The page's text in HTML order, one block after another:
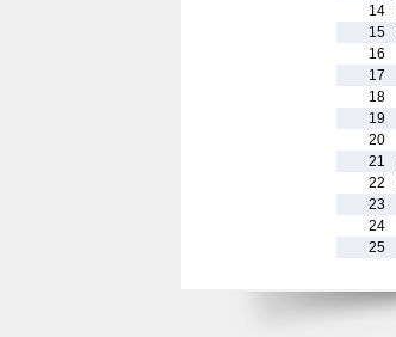
14
15
16
17
18
19
20
21
22
23
24
25